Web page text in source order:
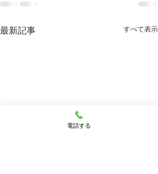
最新記事 すべて表示
電話する